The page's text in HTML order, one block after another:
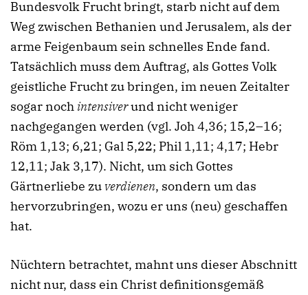
Bundesvolk Frucht bringt, starb nicht auf dem
Weg zwischen Bethanien und Jerusalem, als der
arme Feigenbaum sein schnelles Ende fand.
Tatsächlich muss dem Auftrag, als Gottes Volk
geistliche Frucht zu bringen, im neuen Zeitalter
sogar noch intensiverund nicht weniger
nachgegangen werden (vgl. Joh 4,36; 15,2–16;
Röm 1,13; 6,21; Gal 5,22; Phil 1,11; 4,17; Hebr
12,11; Jak 3,17). Nicht, um sich Gottes
Gärtnerliebe zuverdienen, sondern um das
hervorzubringen, wozu er uns (neu) geschaffen
hat.
Nüchtern betrachtet, mahnt uns dieser Abschnitt
nicht nur, dass ein Christ definitionsgemäß